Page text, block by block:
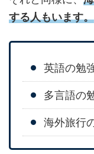
する人もいます。
英語の勉
多言語の
海外旅行